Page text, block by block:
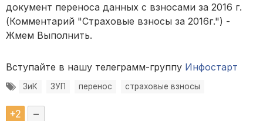
документ переноса данных с взносами за 2016 г.
(Комментарий "Страховые взносы за 2016г.") -
Жмем Выполнить.
Вступайте в нашу телеграмм-группу Инфостарт
ЗиК ЗУП перенос страховые взносы
+2 –